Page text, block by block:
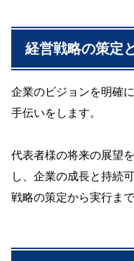
経営戦略の策定
企業のビジョンを明確
手伝いをします。
代表者様の将来の展望
し、企業の成長と持続
戦略の策定から実行ま